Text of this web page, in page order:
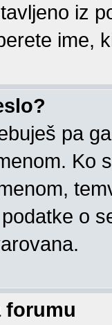
iz
ime,
pa
Ko
o
forumu